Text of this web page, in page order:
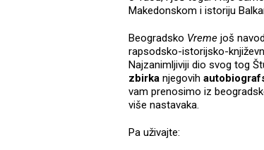
Makedonskom i istoriju
Beogradsko Vreme još
rapsodsko-istorijsko-
Najzanimljiviji dio svog tog
zbirka njegovih
vam prenosimo iz
više nastavaka.
Pa uživajte: